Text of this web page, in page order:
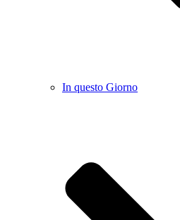
In questo Giorno